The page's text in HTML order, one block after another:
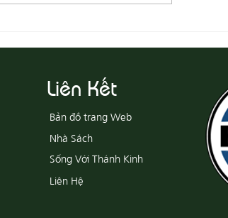
Ác
Liên Kết
Bản đồ trang Web
Nhà Sách
Sống Với Thánh Kinh
Liên Hệ